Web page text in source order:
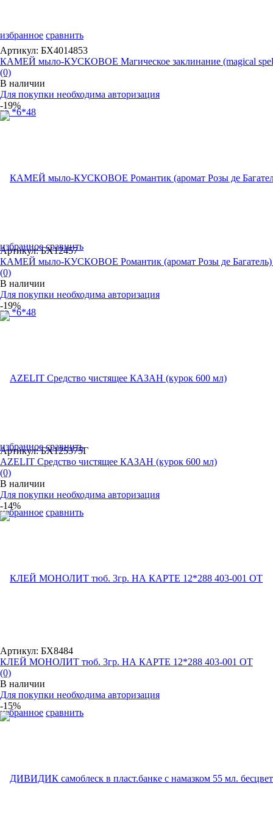
избранное сравнить
избранное сравнить
Артикул: БХ4014853
КАМЕЙ мыло-КУСКОВОЕ Магическое заклинание (magical
(0)
В наличии
Для покупки необходима авторизация
-19%
избранное сравнить
Артикул: БХ12457
КАМЕЙ мыло-КУСКОВОЕ Романтик (аромат Розы де Багатель)
(0)
В наличии
Для покупки необходима авторизация
-19%
избранное сравнить
Артикул: БХ125375Г
AZELIT Средство чистящее КАЗАН (курок 600 мл)
(0)
В наличии
Для покупки необходима авторизация
-14%
избранное сравнить
Артикул: БХ8484
КЛЕЙ МОНОЛИТ тюб. 3гр. НА КАРТЕ 12*288 403-001 ОТ
(0)
В наличии
Для покупки необходима авторизация
-15%